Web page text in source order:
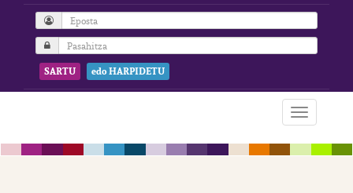
SARTU edo HARPIDETU